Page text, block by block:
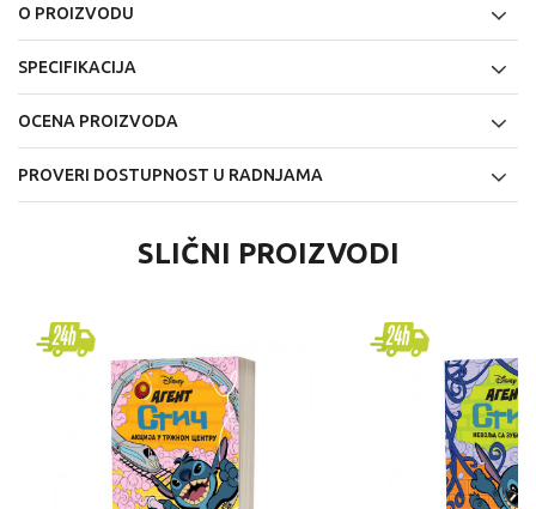
O PROIZVODU
SPECIFIKACIJA
OCENA PROIZVODA
PROVERI DOSTUPNOST U RADNJAMA
SLIČNI PROIZVODI